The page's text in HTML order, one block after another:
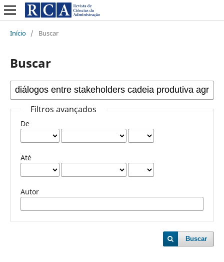
Início / Buscar
Buscar
Filtros avançados
De
Até
Autor
Buscar